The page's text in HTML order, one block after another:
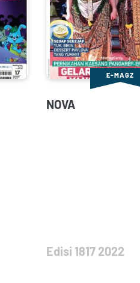
E-MAGZ
NOVA
Edisi 1817 2022